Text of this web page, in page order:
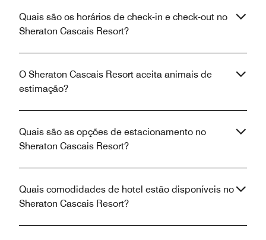
Quais são os horários de check-in e check-out no
Sheraton Cascais Resort?
O Sheraton Cascais Resort aceita animais de
estimação?
Quais são as opções de estacionamento no
Sheraton Cascais Resort?
Quais comodidades de hotel estão disponíveis no
Sheraton Cascais Resort?